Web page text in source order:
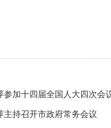
参加十四届全国人大四次会
主持召开市政府常务会议